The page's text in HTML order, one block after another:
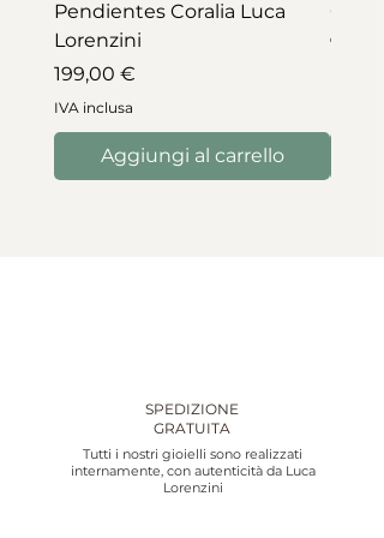
Pendientes Coralia Luca
Lorenzini
Prezzo
199,00 €
IVA inclusa
Aggiungi al carrello
Prezzo
SPEDIZIONE
GRATUITA
Tutti i nostri gioielli sono realizzati
internamente, con autenticità da Luca
Lorenzini